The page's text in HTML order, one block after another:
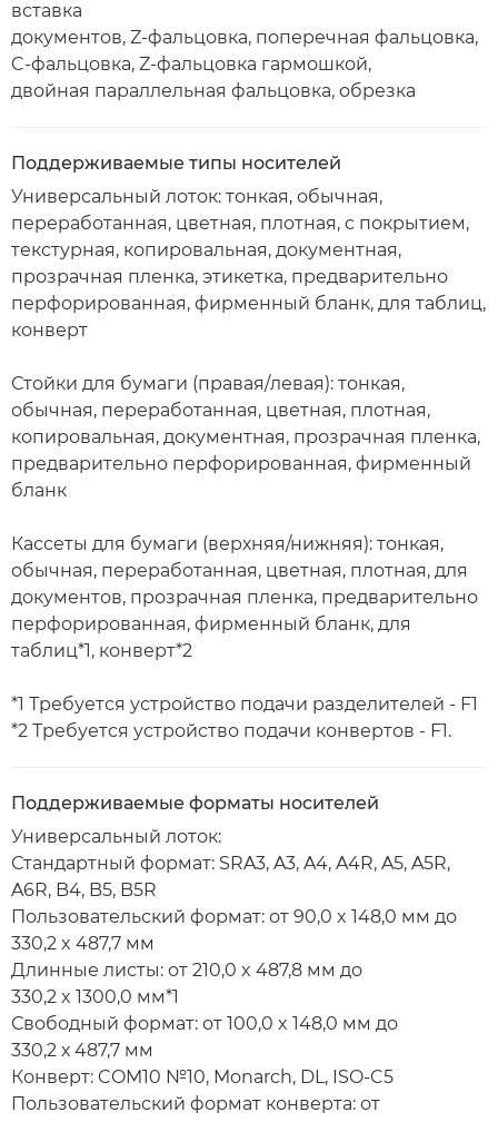
вставка
документов, Z-фальцовка, поперечная фальцовка,
C-фальцовка, Z-фальцовка гармошкой,
двойная параллельная фальцовка, обрезка
Поддерживаемые типы носителей
Универсальный лоток: тонкая, обычная,
переработанная, цветная, плотная, с покрытием,
текстурная, копировальная, документная,
прозрачная пленка, этикетка, предварительно
перфорированная, фирменный бланк, для таблиц,
конверт
Стойки для бумаги (правая/левая): тонкая,
обычная, переработанная, цветная, плотная,
копировальная, документная, прозрачная пленка,
предварительно перфорированная, фирменный
бланк
Кассеты для бумаги (верхняя/нижняя): тонкая,
обычная, переработанная, цветная, плотная, для
документов, прозрачная пленка, предварительно
перфорированная, фирменный бланк, для
таблиц*1, конверт*2
*1 Требуется устройство подачи разделителей - F1
*2 Требуется устройство подачи конвертов - F1.
Поддерживаемые форматы носителей
Универсальный лоток:
Стандартный формат: SRA3, A3, A4, A4R, A5, A5R,
A6R, B4, B5, B5R
Пользовательский формат: от 90,0 x 148,0 мм до
330,2 x 487,7 мм
Длинные листы: от 210,0 x 487,8 мм до
330,2 x 1300,0 мм*1
Свободный формат: от 100,0 x 148,0 мм до
330,2 х 487,7 мм
Конверт: COM10 №10, Monarch, DL, ISO-C5
Пользовательский формат конверта: от